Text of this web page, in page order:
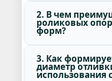
2. В чем
роликовых
форм?
3. Как
диаметр
использования